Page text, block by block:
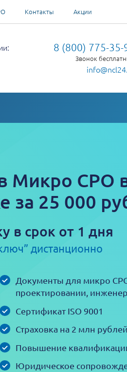
Контакты Акции
8 (800) 775-35-
Звонок
Микро СРО
за 25 000
в срок от 1 дня
дистанционно
Документы для микро СРО
проектировании,
Сертификат ISO 9001
Страховка на 2 млн рублей
Повышение
Юридическое